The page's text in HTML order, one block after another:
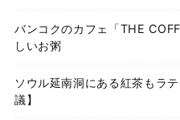
バンコクのカフェ「THE
しいお粥
ソウル延南洞にある紅茶もラ
議】